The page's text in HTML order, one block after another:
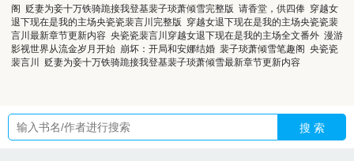
阁
贬妻为妾十万铁骑跪接我登基裴子琰萧倾雪完整版 请香堂，供四俸 穿越女
退下现在是我的主场央瓷瓷裴言川完整版 穿越女退下现在是我的主场央瓷瓷裴
言川最新章节更新内容 央瓷瓷裴言川穿越女退下现在是我的主场全文番外 漫游
影视世界从流金岁月开始 崩坏：开局和安娜结婚 裴子琰萧倾雪笔趣阁 央瓷瓷
裴言川
贬妻为妾十万铁骑跪接我登基裴子琰萧倾雪最新章节更新内容
搜 索